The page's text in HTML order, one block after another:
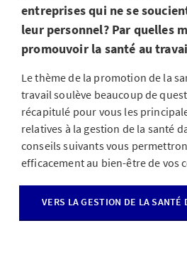
entreprises qui ne se
leur personnel? Par quelles
promouvoir la santé au
Le thème de la promotion de la
travail soulève beaucoup de
récapitulé pour vous les
relatives à la gestion de la santé
conseils suivants vous
efficacement au bien-être de vos
VERS LA GESTION DE LA SANTÉ